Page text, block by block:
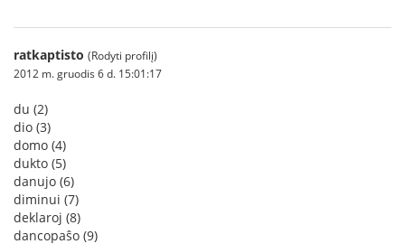
ratkaptisto (Rodyti profilį)
2012 m. gruodis 6 d. 15:01:17
du (2)
dio (3)
domo (4)
dukto (5)
danujo (6)
diminui (7)
deklaroj (8)
dancopaŝo (9)